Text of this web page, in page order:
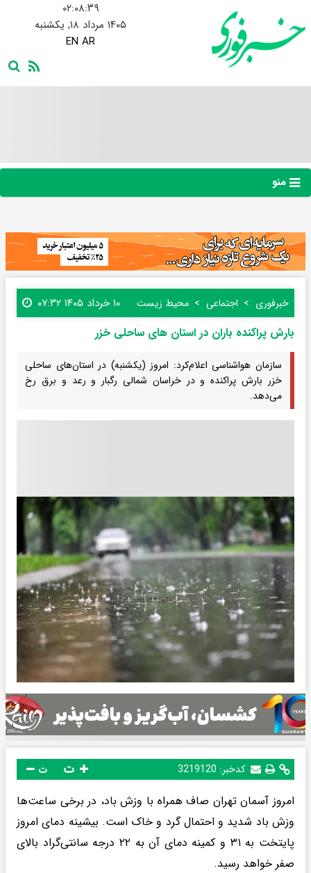
۰۲:۰۸:۳۹
۱۴۰۵ مرداد ۱۸, یکشنبه
EN AR
منو
خبرفوری اجتماعی محیط زیست ۱۰ خرداد ۱۴۰۵ ۰۷:۳۲
بارش پراکنده باران در استان های ساحلی خزر
سازمان هواشناسی اعلام‌کرد: امروز (یکشنبه) در استان‌های ساحلی
خزر بارش پراکنده و در خراسان شمالی رگبار و رعد و برق رخ
می‌دهد.
کدخبر: 3219120 ت
امروز آسمان تهران صاف همراه با وزش باد، در برخی ساعت‌ها
وزش باد شدید و احتمال گرد و خاک است. بیشینه دمای امروز
پایتخت به ۳۱ و کمینه دمای آن به ۲۲ درجه سانتی‌گراد بالای
صفر خواهد رسید.